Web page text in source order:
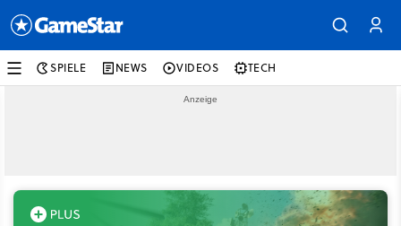
SPIELE NEWS VIDEOS TECH